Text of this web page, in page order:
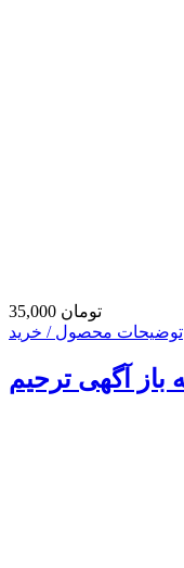
35,000 تومان
توضیحات محصول / خرید